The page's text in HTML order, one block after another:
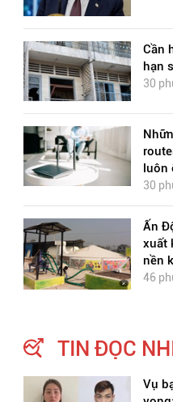
DỊCH VIÊM PHỔI
19
Cần
hạn
30
luôn
30
Ấn
xuất
nền
46
TIN ĐỌC
Vụ